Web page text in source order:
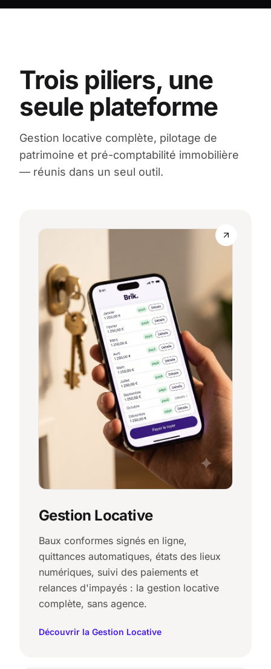
Trois piliers, une
seule plateforme
Gestion locative complète, pilotage de
patrimoine et pré-comptabilité immobilière
— réunis dans un seul outil.
Gestion Locative
Baux conformes signés en ligne,
quittances automatiques, états des lieux
numériques, suivi des paiements et
relances d'impayés : la gestion locative
complète, sans agence.
Découvrir la Gestion Locative